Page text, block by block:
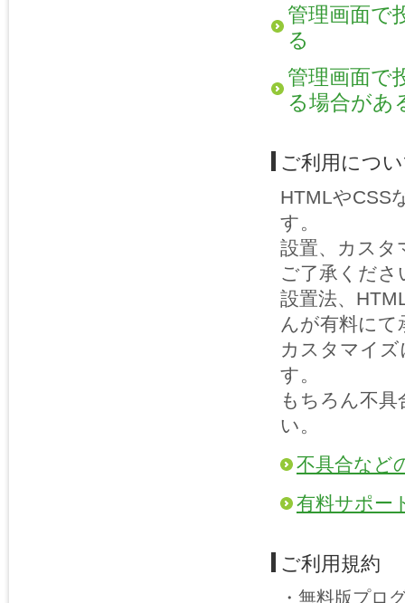
管理画面で
る
管理画面で
る場合があ
ご利用につ
HTMLやCSS
す。
設置、カスタ
ご了承くださ
設置法、
んが有料にて
カスタマイ
す。
もちろん不
い。
不具合など
有料サポー
ご利用規約
・無料版プロ